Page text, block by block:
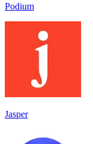
Podium
Jasper